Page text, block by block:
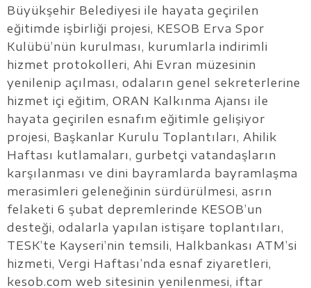
Büyükşehir Belediyesi ile hayata geçirilen
eğitimde işbirliği projesi, KESOB Erva Spor
Kulübü’nün kurulması, kurumlarla indirimli
hizmet protokolleri, Ahi Evran müzesinin
yenilenip açılması, odaların genel sekreterlerine
hizmet içi eğitim, ORAN Kalkınma Ajansı ile
hayata geçirilen esnafım eğitimle gelişiyor
projesi, Başkanlar Kurulu Toplantıları, Ahilik
Haftası kutlamaları, gurbetçi vatandaşların
karşılanması ve dini bayramlarda bayramlaşma
merasimleri geleneğinin sürdürülmesi, asrın
felaketi 6 şubat depremlerinde KESOB’un
desteği, odalarla yapılan istişare toplantıları,
TESK’te Kayseri’nin temsili, Halkbankası ATM’si
hizmeti, Vergi Haftası’nda esnaf ziyaretleri,
kesob.com web sitesinin yenilenmesi, iftar